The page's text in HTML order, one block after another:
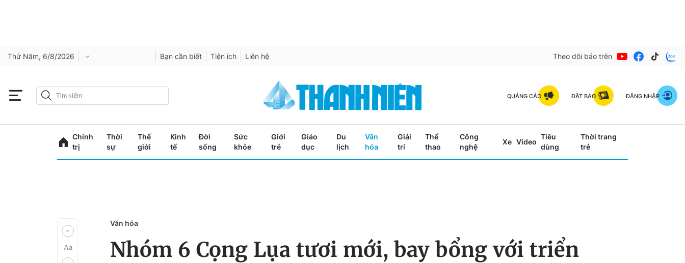
Thứ Năm, 6/8/2026 Bạn cần biết Tiện ích Liên hệ Theo dõi báo trên
QUẢNG CÁO ĐẶT BÁO ĐĂNG NHẬP
Chính
trị
Thời
sự
Thế
giới
Kinh
tế
Đời
sống
Sức
khỏe
Giới
trẻ
Giáo
dục
Du
lịch
Văn
hóa
Giải
trí
Thể
thao
Công
nghệ
Xe Video
Tiêu
dùng
Thời trang
trẻ
Văn hóa
Nhóm 6 Cọng Lụa tươi mới, bay bổng với triển